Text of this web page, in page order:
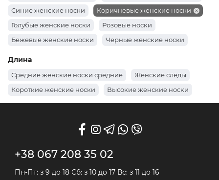
Синие женские носки
Коричневые женские носки
Голубые женские носки
Розовые носки
Бежевые женские носки
Черные женские носки
Длина
Средние женские носки средние
Женские следы
Короткие женские носки
Высокие женские носки
+38 067 208 35 02
Пн-Пт: з 9 до 18 Сб: з 10 до 17 Вс: з 11 до 16